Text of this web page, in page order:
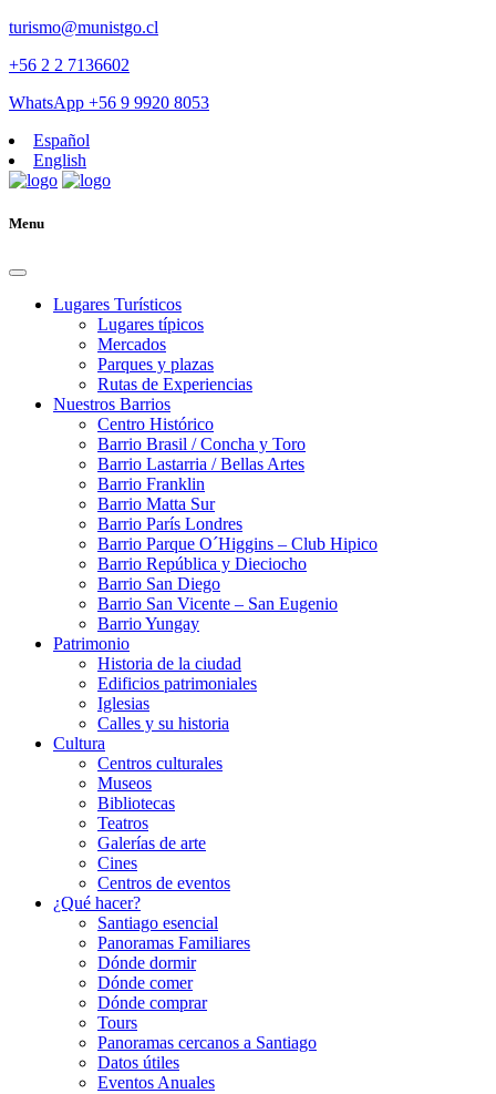
turismo@munistgo.cl
+56 2 2 7136602
WhatsApp +56 9 9920 8053
Español
English
Menu
Lugares Turísticos
Lugares tí­picos
Mercados
Parques y plazas
Rutas de Experiencias
Nuestros Barrios
Centro Histórico
Barrio Brasil / Concha y Toro
Barrio Lastarria / Bellas Artes
Barrio Franklin
Barrio Matta Sur
Barrio Parí­s Londres
Barrio Parque O´Higgins – Club Hipico
Barrio República y Dieciocho
Barrio San Diego
Barrio San Vicente – San Eugenio
Barrio Yungay
Patrimonio
Historia de la ciudad
Edificios patrimoniales
Iglesias
Calles y su historia
Cultura
Centros culturales
Museos
Bibliotecas
Teatros
Galerí­as de arte
Cines
Centros de eventos
¿Qué hacer?
Santiago esencial
Panoramas Familiares
Dónde dormir
Dónde comer
Dónde comprar
Tours
Panoramas cercanos a Santiago
Datos útiles
Eventos Anuales